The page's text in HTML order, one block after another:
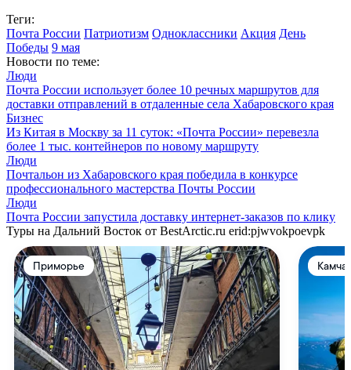
Теги:
Почта России Патриотизм Одноклассники Акция День
Победы 9 мая
Новости по теме:
Люди
Почта России использует более 10 речных маршрутов для
доставки отправлений в отдаленные села Хабаровского края
Бизнес
Из Китая в Москву за 11 суток: «Почта России» перевезла
более 1 тыс. контейнеров по новому маршруту
Люди
Почтальон из Хабаровского края победила в конкурсе
профессионального мастерства Почты России
Люди
Почта России запустила доставку интернет-заказов по клику
Туры на Дальний Восток от BestArctic.ru erid:pjwvokpoevpk